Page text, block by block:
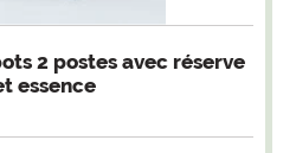
2 postes avec réserve
essence